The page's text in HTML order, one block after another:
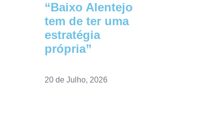
“Baixo Alentejo
tem de ter uma
estratégia
própria”
20 de Julho, 2026